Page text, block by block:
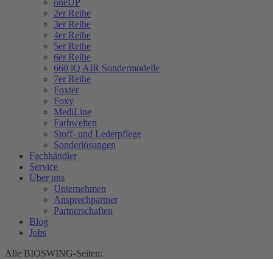
oneUP
2er Reihe
3er Reihe
4er Reihe
5er Reihe
6er Reihe
660 iQ AIR Sondermodelle
7er Reihe
Foxter
Foxy
MediLine
Farbwelten
Stoff- und Lederpflege
Sonderlösungen
Fachhändler
Service
Über uns
Unternehmen
Ansprechpartner
Partnerschaften
Blog
Jobs
Alle BIOSWING-Seiten: